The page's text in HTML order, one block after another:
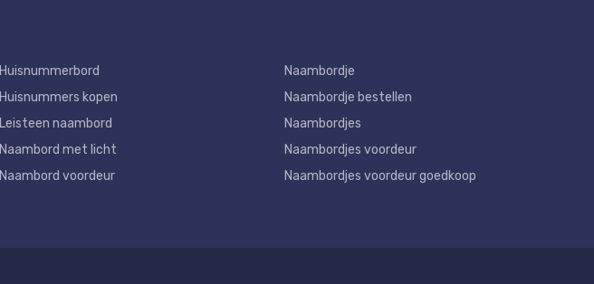
Huisnummerbord
Huisnummers kopen
Leisteen naambord
Naambord met licht
Naambord voordeur
Naambordje
Naambordje bestellen
Naambordjes
Naambordjes voordeur
Naambordjes voordeur goedkoop